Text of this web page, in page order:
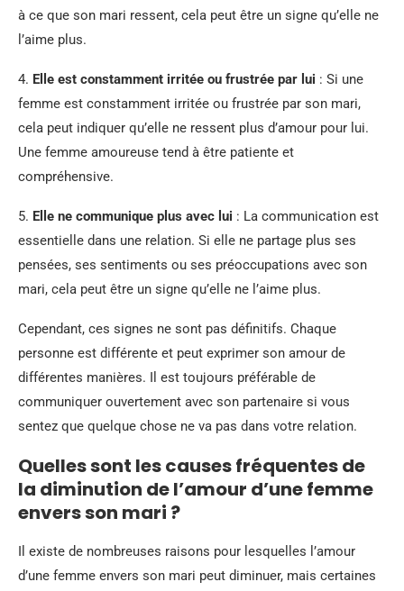
à ce que son mari ressent, cela peut être un signe qu’elle ne
l’aime plus.
4. Elle est constamment irritée ou frustrée par lui : Si une
femme est constamment irritée ou frustrée par son mari,
cela peut indiquer qu’elle ne ressent plus d’amour pour lui.
Une femme amoureuse tend à être patiente et
compréhensive.
5. Elle ne communique plus avec lui : La communication est
essentielle dans une relation. Si elle ne partage plus ses
pensées, ses sentiments ou ses préoccupations avec son
mari, cela peut être un signe qu’elle ne l’aime plus.
Cependant, ces signes ne sont pas définitifs. Chaque
personne est différente et peut exprimer son amour de
différentes manières. Il est toujours préférable de
communiquer ouvertement avec son partenaire si vous
sentez que quelque chose ne va pas dans votre relation.
Quelles sont les causes fréquentes de
la diminution de l’amour d’une femme
envers son mari ?
Il existe de nombreuses raisons pour lesquelles l’amour
d’une femme envers son mari peut diminuer, mais certaines